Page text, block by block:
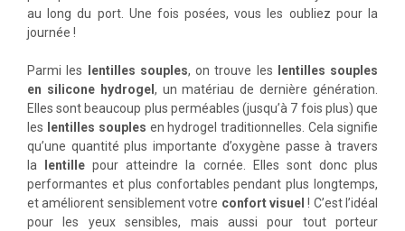
au long du port. Une fois posées, vous les oubliez pour la
journée !
Parmi les lentilles souples, on trouve les
lentilles souples
en silicone hydrogel , un matériau de dernière génération.
Elles sont beaucoup plus perméables (jusqu’à 7 fois plus) que
les
lentilles souples en hydrogel traditionnelles. Cela signifie
qu’une quantité plus importante d’oxygène passe à travers
la
lentille pour atteindre la cornée. Elles sont donc plus
performantes et plus confortables pendant plus longtemps,
et améliorent sensiblement votre confort visuel ! C’est l’idéal
pour les yeux sensibles, mais aussi pour tout porteur